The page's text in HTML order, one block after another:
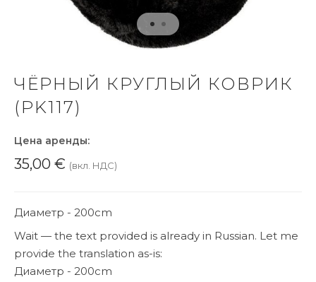
ЧЁРНЫЙ КРУГЛЫЙ КОВРИК
(PK117)
Цена аренды:
35,00 € (вкл. НДС)
Диаметр - 200cm
Wait — the text provided is already in Russian. Let me
provide the translation as-is:
Диаметр - 200cm